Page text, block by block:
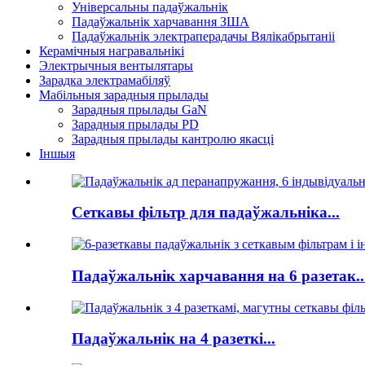
Універсальны падаўжальнік
Падаўжальнік харчавання ЗША
Падаўжальнік электраперадачы Вялікабрытаніі
Керамічныя награвальнікі
Электрычныя вентылятары
Зарадка электрамабіляў
Мабільныя зарадныя прылады
Зарадныя прылады GaN
Зарадныя прылады PD
Зарадныя прылады кантролю якасці
Іншыя
Сеткавы фільтр для падаўжальніка...
Падаўжальнік харчавання на 6
Падаўжальнік на 4 разеткі...